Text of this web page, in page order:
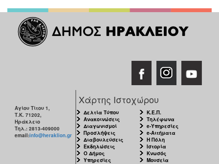
Αγίου Τίτου 1,
Τ.Κ. 71202,
Ηράκλειο
Τηλ.: 2813-409000
email:info@heraklion.gr
Χάρτης Ιστοχώρου
Δελτία Τύπου
Ανακοινώσεις
Διαγωνισμοί
Προσλήψεις
Διαβουλεύσεις
Εκδηλώσεις
Ο Δήμος
Υπηρεσίες
Κ.Ε.Π.
Τηλέφωνα
e-Υπηρεσίες
e-Αιτήματα
Η Πόλη
Ιστορία
Κνωσός
Μουσεία